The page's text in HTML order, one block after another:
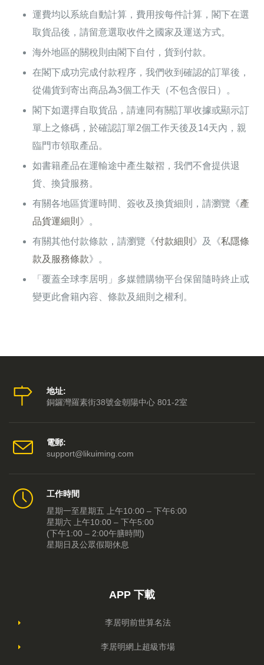
運費均以系統自動計算，費用按每件計算，閣下在選
取貨品後，請留意選取收件之國家及運送方式。
海外地區的關稅則由閣下自付，貨到付款。
在閣下成功完成付款程序，我們收到確認的訂單後，
從備貨到寄出商品為3個工作天（不包含假日）。
閣下如選擇自取貨品，請連同有關訂單收據或顯示訂
單上之條碼，於確認訂單2個工作天後及14天內，親
臨門市領取產品。
如書籍產品在運輸途中產生皺褶，我們不會提供退
貨、換貸服務。
有關各地區貨運時間、簽收及換貨細則，請瀏覽《產
品貨運細則 》。
有關其他付款條款，請瀏覽《付款細則 》及《私隱條
款及服務條款》。
「覆蓋全球李居明」多媒體購物平台保留隨時終止或
變更此會籍內容、條款及細則之權利。
地址:
銅鑼灣羅素街38號金朝陽中心 801-2室
電郵:
support@likuiming.com
工作時間
星期一至星期五 上午10:00 – 下午6:00
星期六 上午10:00 – 下午5:00
(下午1:00 – 2:00午膳時間)
星期日及公眾假期休息
APP 下載
李居明前世算名法
李居明網上超級市場